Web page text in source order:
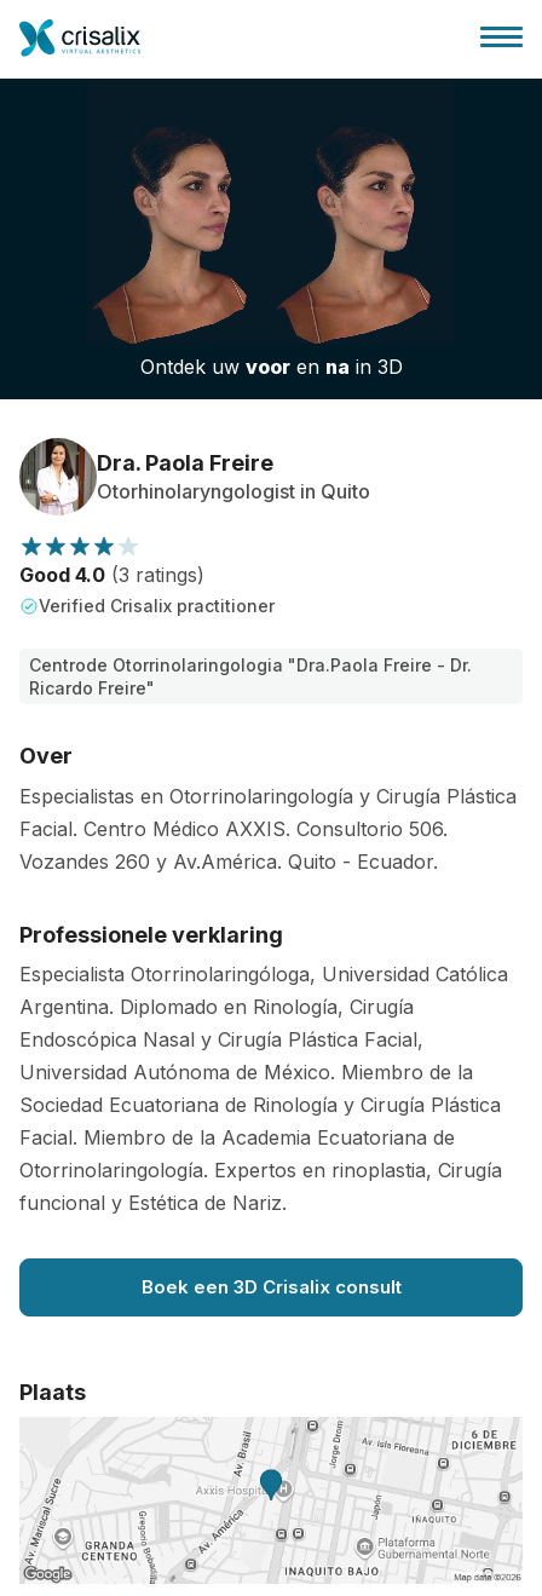
Huis chirurg
3D business platform
Patiëntrecensies
Ontdek uw vooren na in 3D
Dra. Paola Freire
Otorhinolaryngologist in Quito
Good 4.0 (3 ratings)
Verified Crisalix practitioner
Centrode Otorrinolaringologia "Dra.Paola Freire - Dr.
Ricardo Freire"
Over
Especialistas en Otorrinolaringología y Cirugía Plástica
Facial. Centro Médico AXXIS. Consultorio 506.
Vozandes 260 y Av.América. Quito - Ecuador.
Professionele verklaring
Especialista Otorrinolaringóloga, Universidad Católica
Argentina. Diplomado en Rinología, Cirugía
Endoscópica Nasal y Cirugía Plástica Facial,
Universidad Autónoma de México. Miembro de la
Sociedad Ecuatoriana de Rinología y Cirugía Plástica
Facial. Miembro de la Academia Ecuatoriana de
Otorrinolaringología. Expertos en rinoplastia, Cirugía
funcional y Estética de Nariz.
Boek een 3D Crisalix consult
Plaats